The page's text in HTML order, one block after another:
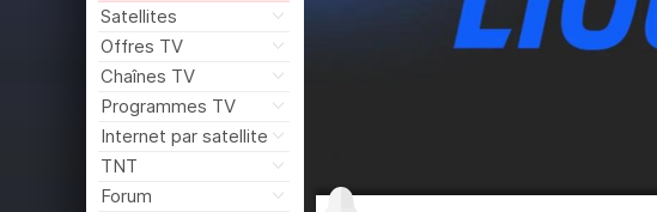
Satellites
Offres TV
Chaînes TV
Programmes TV
Internet par satellite
TNT
Forum